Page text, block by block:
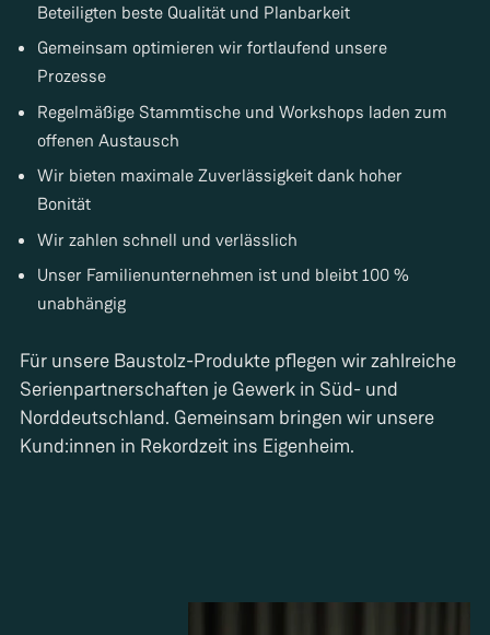
Beteiligten beste Qualität und Planbarkeit
Gemeinsam optimieren wir fortlaufend unsere
Prozesse
Regelmäßige Stammtische und Workshops laden zum
offenen Austausch
Wir bieten maximale Zuverlässigkeit dank hoher
Bonität
Wir zahlen schnell und verlässlich
Unser Familienunternehmen ist und bleibt 100 %
unabhängig
Für unsere Baustolz-Produkte pflegen wir zahlreiche
Serienpartnerschaften je Gewerk in Süd- und
Norddeutschland. Gemeinsam bringen wir unsere
Kund:innen in Rekordzeit ins Eigenheim.